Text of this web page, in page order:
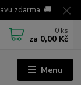
zdarma. 🚚
Menu
0 ks
za 0,00 Kč